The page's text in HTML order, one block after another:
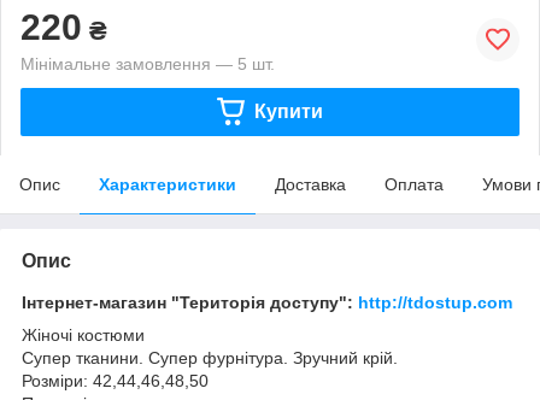
220 ₴
Мінімальне замовлення — 5 шт.
Купити
Опис Характеристики Доставка Оплата Умови
Опис
Інтернет-магазин "Територія доступу": http://tdostup.com
Жіночі костюми
Супер тканини. Супер фурнітура. Зручний крій.
Розміри: 42,44,46,48,50